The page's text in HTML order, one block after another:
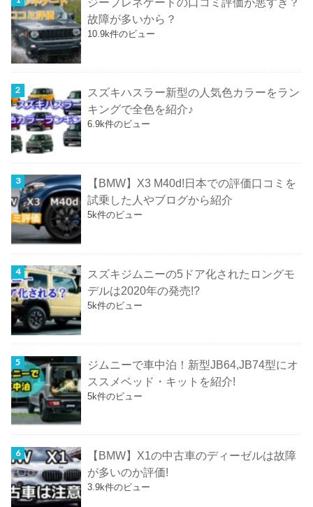
故障が多いから？
10.9k件のビュー
スズキハスラー新型の人気色カラーをラン
キングで全色を紹介♪
6.9k件のビュー
【BMW】X3 M40d!日本での評価口コミを
試乗した人やブログから紹介
5k件のビュー
スズキジムニーの5ドア化されたロングモ
デルは2020年の発売!?
5k件のビュー
ジムニーで車中泊！新型JB64,JB74型にオ
ススメベッド・キットを紹介!
5k件のビュー
【BMW】X1の中古車のディーゼルは故障
が多いのか評価!
3.9k件のビュー